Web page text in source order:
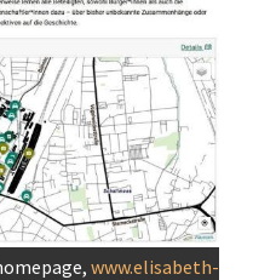
www.elisabeth-